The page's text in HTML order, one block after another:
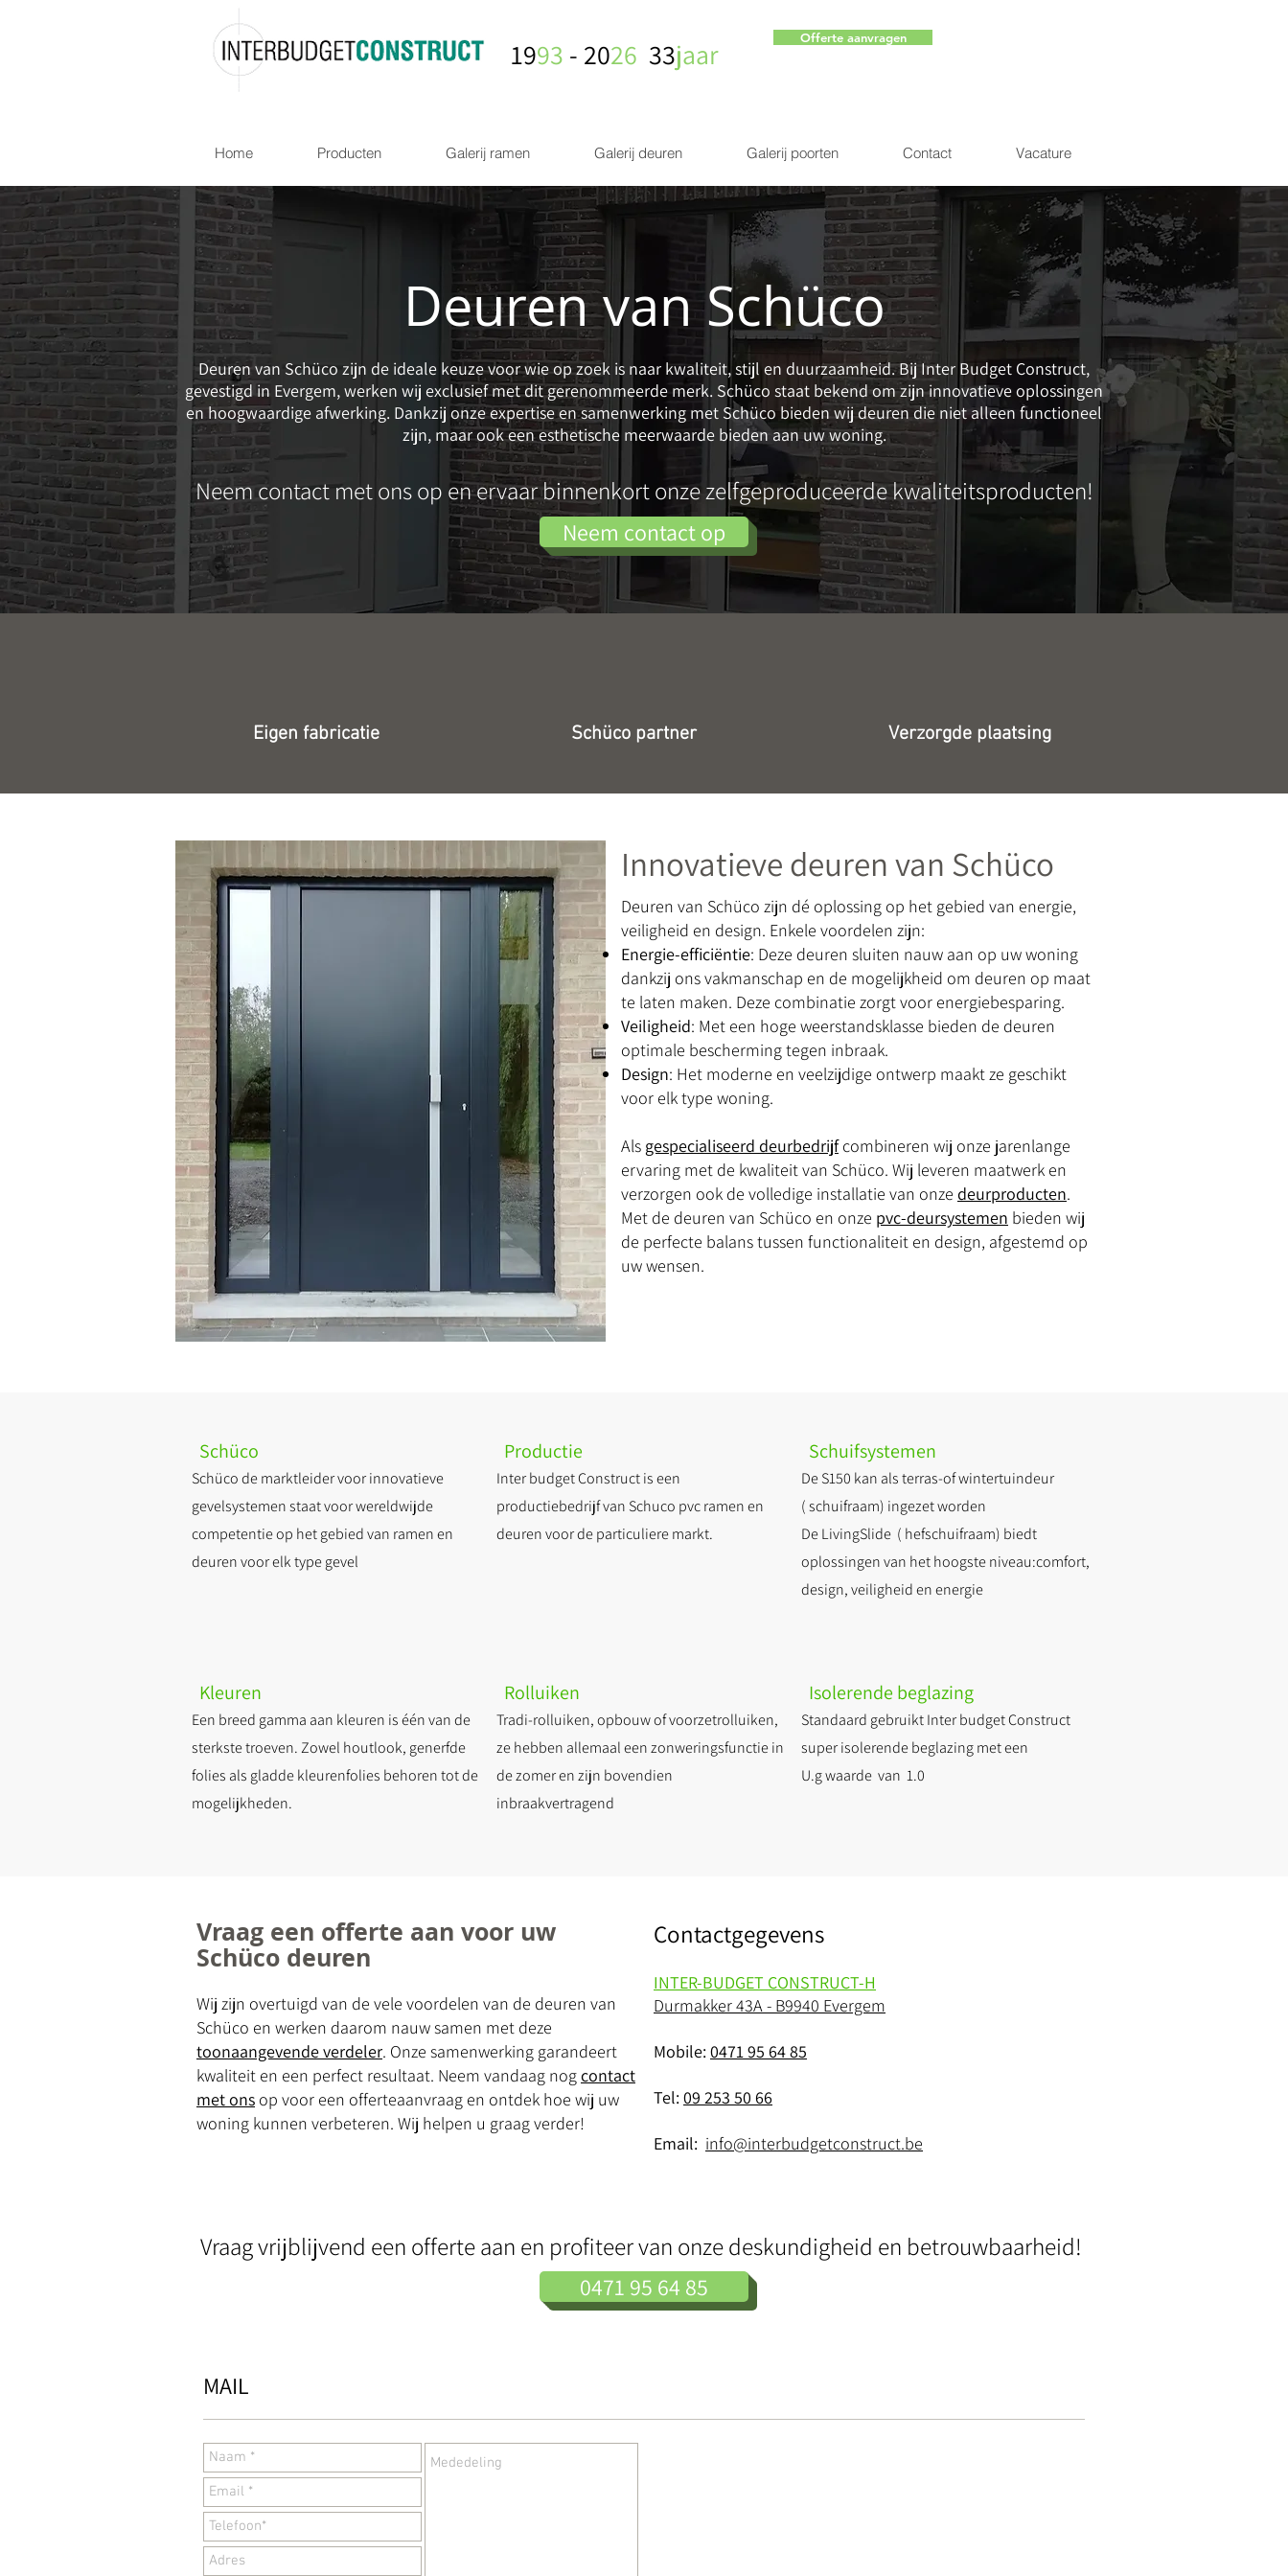
1993 - 2026 33jaar Offerte aanvragen
Home Producten Galerij ramen Galerij deuren Galerij poorten Contact Vacature
Deuren van Schüco
Deuren van Schüco zijn de ideale keuze voor wie op zoek is naar kwaliteit, stijl en duurzaamheid. Bij Inter Budget Construct,
gevestigd in Evergem, werken wij exclusief met dit gerenommeerde merk. Schüco staat bekend om zijn innovatieve oplossingen
en hoogwaardige afwerking. Dankzij onze expertise en samenwerking met Schüco bieden wij deuren die niet alleen functioneel
zijn, maar ook een esthetische meerwaarde bieden aan uw woning.
Neem contact met ons op en ervaar binnenkort onze zelfgeproduceerde kwaliteitsproducten!
Neem contact op
Eigen fabricatie Schüco partner Verzorgde plaatsing
Innovatieve deuren van Schüco
Deuren van Schüco zijn dé oplossing op het gebied van energie,
veiligheid en design. Enkele voordelen zijn:
Energie-efficiëntie: Deze deuren sluiten nauw aan op uw woning
dankzij ons vakmanschap en de mogelijkheid om deuren op maat
te laten maken. Deze combinatie zorgt voor energiebesparing.
Veiligheid: Met een hoge weerstandsklasse bieden de deuren
optimale bescherming tegen inbraak.
Design: Het moderne en veelzijdige ontwerp maakt ze geschikt
voor elk type woning.
Als gespecialiseerd deurbedrijfcombineren wij onze jarenlange
ervaring met de kwaliteit van Schüco. Wij leveren maatwerk en
verzorgen ook de volledige installatie van onze deurproducten.
Met de deuren van Schüco en onze pvc-deursystemen bieden wij
de perfecte balans tussen functionaliteit en design, afgestemd op
uw wensen.
Schüco
Schüco de marktleider voor innovatieve
gevelsystemen staat voor wereldwijde
competentie op het gebied van ramen en
deuren voor elk type gevel
Kleuren
Een breed gamma aan kleuren is één van de
sterkste troeven. Zowel houtlook, generfde
folies als gladde kleurenfolies behoren tot de
mogelijkheden.
Productie
Inter budget Construct is een
productiebedrijf van Schuco pvc ramen en
deuren voor de particuliere markt.
Rolluiken
Tradi-rolluiken, opbouw of voorzetrolluiken,
ze hebben allemaal een zonweringsfunctie in
de zomer en zijn bovendien
inbraakvertragend
Schuifsystemen
De S150 kan als terras-of wintertuindeur
( schuifraam) ingezet worden
De LivingSlide ( hefschuifraam) biedt
oplossingen van het hoogste niveau:comfort,
design, veiligheid en energie
Isolerende beglazing
Standaard gebruikt Inter budget Construct
super isolerende beglazing met een
U.g waarde van 1.0
Vraag een offerte aan voor uw
Schüco deuren
Wij zijn overtuigd van de vele voordelen van de deuren van
Schüco en werken daarom nauw samen met deze
toonaangevende verdeler. Onze samenwerking garandeert
kwaliteit en een perfect resultaat. Neem vandaag nogcontact
met ons op voor een offerteaanvraag en ontdek hoe wij uw
woning kunnen verbeteren. Wij helpen u graag verder!
Contactgegevens
INTER-BUDGET CONSTRUCT-H
Durmakker 43A - B9940 Evergem
Mobile: 0471 95 64 85
Tel: 09 253 50 66
Email: info@interbudgetconstruct.be
Vraag vrijblijvend een offerte aan en profiteer van onze deskundigheid en betrouwbaarheid!
0471 95 64 85
MAIL